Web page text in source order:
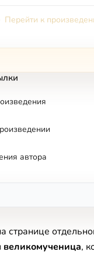
Перейти к
автора
странице
великомученица,